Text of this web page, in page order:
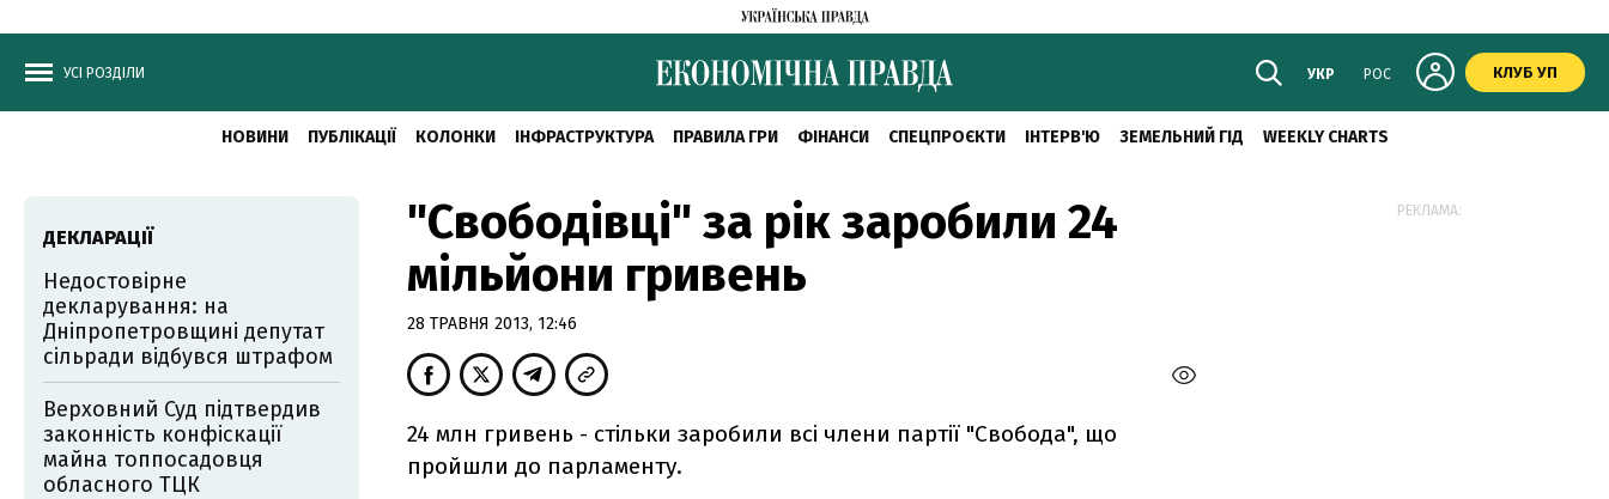
УСІ РОЗДІЛИ УКР РОС КЛУБ УП
НОВИНИ ПУБЛІКАЦІЇ КОЛОНКИ ІНФРАСТРУКТУРА ПРАВИЛА ГРИ ФІНАНСИ СПЕЦПРОЄКТИ ІНТЕРВ'Ю ЗЕМЕЛЬНИЙ ГІД WEEKLY CHARTS
"Свободівці" за рік заробили 24
мільйони гривень
28 ТРАВНЯ 2013, 12:46
24 млн гривень - стільки заробили всі члени партії "Свобода", що
пройшли до парламенту.
ДЕКЛАРАЦІЇ
Недостовірне
декларування: на
Дніпропетровщині депутат
сільради відбувся штрафом
Верховний Суд підтвердив
законність конфіскації
майна топпосадовця
обласного ТЦК
РЕКЛАМА: